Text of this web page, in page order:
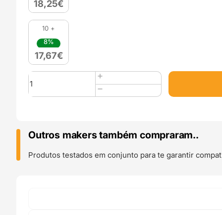
18,25€
10 +
8%
17,67€
Quantidade
de
PLA
1kg
Olive
Gold
Outros makers também compraram..
Produtos testados em conjunto para te garantir